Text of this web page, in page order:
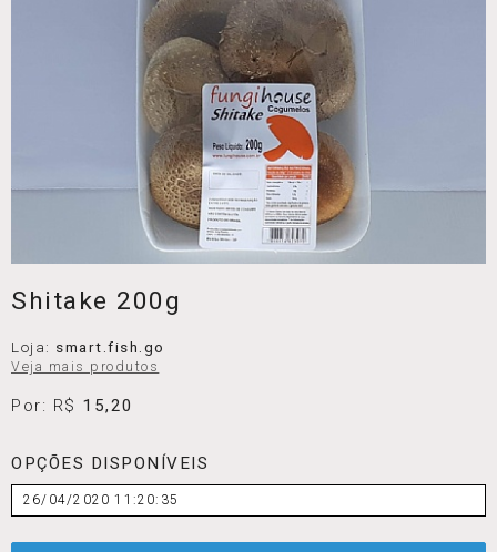
Shitake 200g
Loja: smart.fish.go
Veja mais produtos
Por: R$ 15,20
OPÇÕES DISPONÍVEIS
26/04/2020 11:20:35